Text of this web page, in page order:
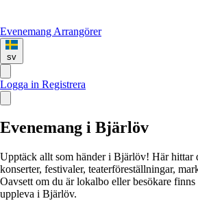
Evenemang Arrangörer
sv
Logga in Registrera
Evenemang i Bjärlöv
Upptäck allt som händer i Bjärlöv! Här hittar
konserter, festivaler, teaterföreställningar,
Oavsett om du är lokalbo eller besökare
uppleva i Bjärlöv.